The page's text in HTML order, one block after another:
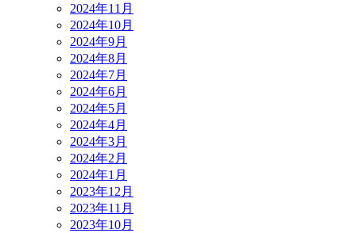
2024年11月
2024年10月
2024年9月
2024年8月
2024年7月
2024年6月
2024年5月
2024年4月
2024年3月
2024年2月
2024年1月
2023年12月
2023年11月
2023年10月